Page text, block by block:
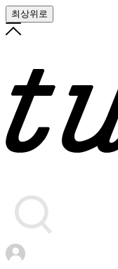
최상위로